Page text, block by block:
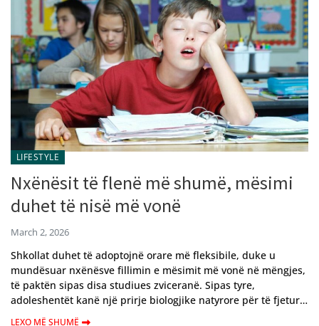
LIFESTYLE
Nxënësit të flenë më shumë, mësimi
duhet të nisë më vonë
March 2, 2026
Shkollat duhet të adoptojnë orare më fleksibile, duke u
mundësuar nxënësve fillimin e mësimit më vonë në mëngjes,
të paktën sipas disa studiues zviceranë. Sipas tyre,
adoleshentët kanë një prirje biologjike natyrore për të fjetur…
LEXO MË SHUMË